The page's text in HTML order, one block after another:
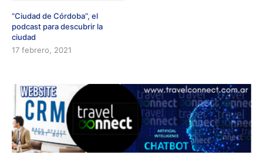
“Ciudad de Córdoba”, el
podcast para descubrir la
ciudad
17 febrero, 2021